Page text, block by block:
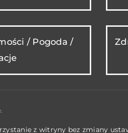
/ Pogoda /
z witryny bez zmiany